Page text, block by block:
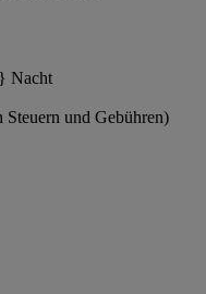
Nacht
und Gebühren)